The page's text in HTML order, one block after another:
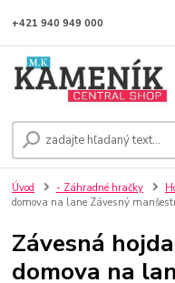
+421 940 949 000
Úvod - Záhradné hračky
domova na lane Závesný
Závesná
domova na